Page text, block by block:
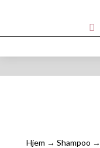
Hjem → Shampoo →